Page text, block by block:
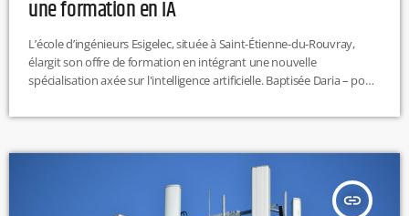
une formation en IA
L’école d’ingénieurs Esigelec, située à Saint-Étienne-du-Rouvray,
élargit son offre de formation en intégrant une nouvelle
spécialisation axée sur l'intelligence artificielle. Baptisée Daria – pour
cette formation vise à répondre aux défis technologiques de
programme accueillera 30 étudiants sur le campus du Madrillet.
Cette initiative promet de former des ingénieurs hautement
qualifiés dans des domaines en […]
insert_link